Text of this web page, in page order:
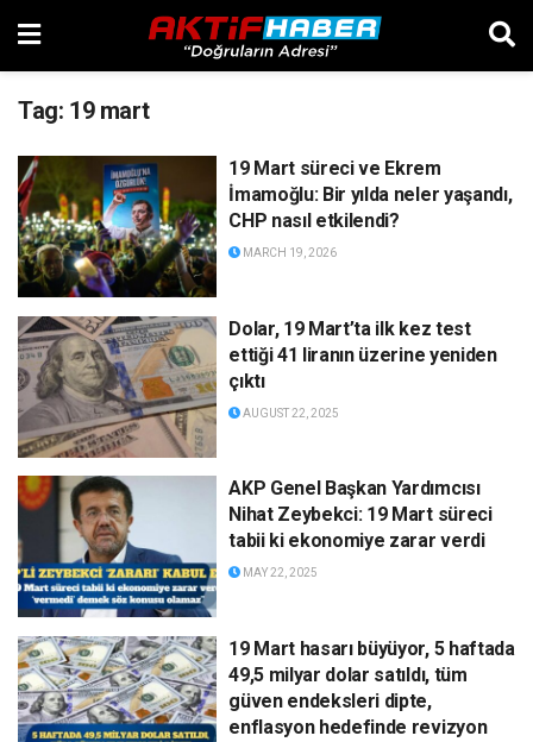
Tag: 19 mart
19 Mart süreci ve Ekrem
İmamoğlu: Bir yılda neler yaşandı,
CHP nasıl etkilendi?
MARCH 19, 2026
Dolar, 19 Mart’ta ilk kez test
ettiği 41 liranın üzerine yeniden
çıktı
AUGUST 22, 2025
AKP Genel Başkan Yardımcısı
Nihat Zeybekci: 19 Mart süreci
tabii ki ekonomiye zarar verdi
MAY 22, 2025
19 Mart hasarı büyüyor, 5 haftada
49,5 milyar dolar satıldı, tüm
güven endeksleri dipte,
enflasyon hedefinde revizyon